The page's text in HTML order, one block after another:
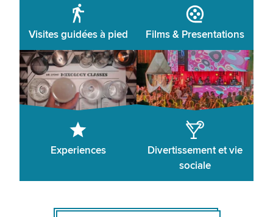
Visites guidées à pied Films & Presentations
Experiences
Divertissement et vie
sociale